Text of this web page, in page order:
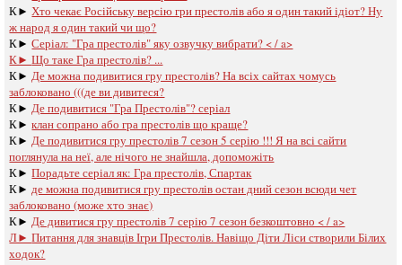
К► Хто чекає Російську версію гри престолів або я один такий ідіот? Ну
ж народ я один такий чи що?
К►Серіал: "Гра престолів" яку озвучку вибрати? < / a>
К►Що таке Гра престолів? ...
К► Де можна подивитися гру престолів? На всіх сайтах чомусь
заблоковано (((де ви дивитеся?
К► Де подивитися "Гра Престолів"? серіал
К►клан сопрано або гра престолів що краще?
К► Де подивитися гру престолів 7 сезон 5 серію !!! Я на всі сайти
поглянула на неї, але нічого не знайшла, допоможіть
К►Порадьте серіал як: Гра престолів, Спартак
К► де можна подивитися гру престолів остан дний сезон всюди чет
заблоковано (може хто знає)
К► Де дивитися гру престолів 7 серію 7 сезон безкоштовно < / a>
Л►Питання для знавців Ігри Престолів. Навіщо Діти Ліси створили Білих
ходок?